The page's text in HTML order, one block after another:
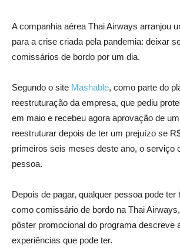
A companhia aérea Thai Airways arranjou
para a crise criada pela pandemia: deixar
comissários de bordo por um dia.
Segundo o site Mashable, como parte do
reestruturação da empresa, que pediu
em maio e recebeu agora aprovação de
reestruturar depois de ter um prejuízo se
primeiros seis meses deste ano, o serviço
pessoa.
Depois de pagar, qualquer pessoa pode ter
como comissário de bordo na Thai
pôster promocional do programa descreve
experiências que pode ter.